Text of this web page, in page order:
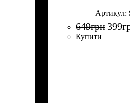
649грн 399
Купити